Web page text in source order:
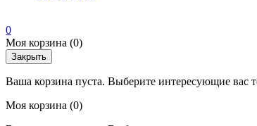
0
Моя корзина (0)
Закрыть
Ваша корзина пуста. Выберите интересующие вас
Моя корзина (0)